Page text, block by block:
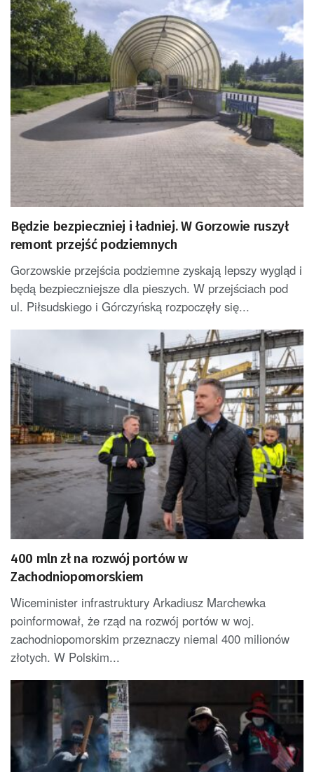
Będzie bezpieczniej i ładniej. W Gorzowie ruszył
remont przejść podziemnych
Gorzowskie przejścia podziemne zyskają lepszy wygląd i
będą bezpieczniejsze dla pieszych. W przejściach pod
ul. Piłsudskiego i Górczyńską rozpoczęły się...
400 mln zł na rozwój portów w
Zachodniopomorskiem
Wiceminister infrastruktury Arkadiusz Marchewka
poinformował, że rząd na rozwój portów w woj.
zachodniopomorskim przeznaczy niemal 400 milionów
złotych. W Polskim...